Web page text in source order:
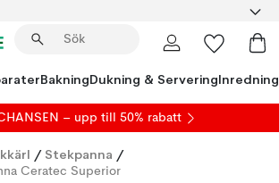
BakningDukning & ServeringInredning
– upp till 50% rabatt
/ Stekpanna /
Ceratec Superior